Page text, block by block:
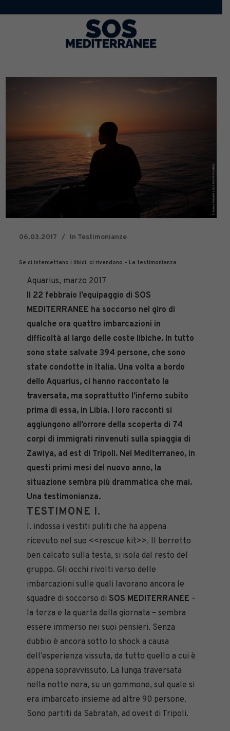
06.03.2017 In Testimonianze
Se ci intercettano i libici, ci rivendono – La testimonianza
Aquarius, marzo 2017
Il 22 febbraio l’equipaggio di SOS
MEDITERRANEE ha soccorso nel giro di
qualche ora quattro imbarcazioni in
difficoltà al largo delle coste libiche. In tutto
sono state salvate 394 persone, che sono
state condotte in Italia. Una volta a bordo
dello Aquarius, ci hanno raccontato la
traversata, ma soprattutto l’inferno subito
prima di essa, in Libia. I loro racconti si
aggiungono all’orrore della scoperta di 74
corpi di immigrati rinvenuti sulla spiaggia di
Zawiya, ad est di Tripoli. Nel Mediterraneo, in
questi primi mesi del nuovo anno, la
situazione sembra più drammatica che mai.
Una testimonianza.
TESTIMONE I.
I. indossa i vestiti puliti che ha appena
ricevuto nel suo <<rescue kit>>. Il berretto
ben calcato sulla testa, si isola dal resto del
gruppo. Gli occhi rivolti verso delle
imbarcazioni sulle quali lavorano ancora le
squadre di soccorso di SOS MEDITERRANEE –
la terza e la quarta della giornata – sembra
essere immerso nei suoi pensieri. Senza
dubbio è ancora sotto lo shock a causa
dell’esperienza vissuta, da tutto quello a cui è
appena sopravvissuto. La lunga traversata
nella notte nera, su un gommone, sul quale si
era imbarcato insieme ad altre 90 persone.
Sono partiti da Sabratah, ad ovest di Tripoli.